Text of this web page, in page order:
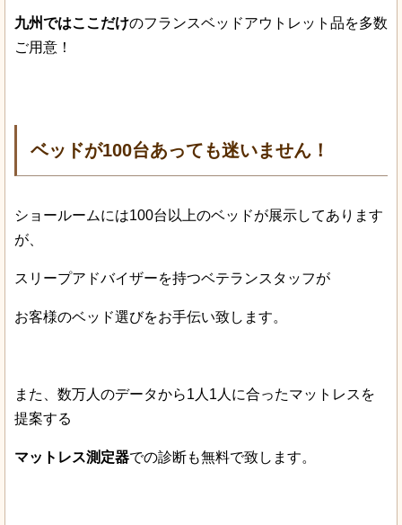
九州ではここだけのフランスベッドアウトレット品を多数
ご用意！
ベッドが100台あっても迷いません！
ショールームには100台以上のベッドが展示してあります
が、
スリープアドバイザーを持つベテランスタッフが
お客様のベッド選びをお手伝い致します。
また、数万人のデータから1人1人に合ったマットレスを
提案する
マットレス測定器での診断も無料で致します。